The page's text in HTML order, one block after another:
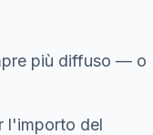
più diffuso — o
l'importo del